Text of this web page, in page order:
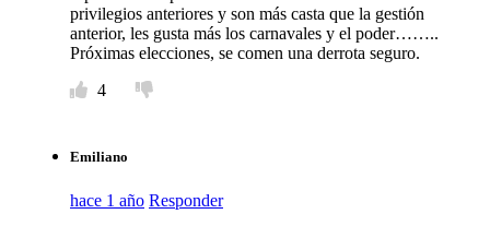
privilegios anteriores y son más casta que la gestión
anterior, les gusta más los carnavales y el poder……..
Próximas elecciones, se comen una derrota seguro.
4
Emiliano
hace 1 año Responder